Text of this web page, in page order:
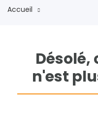
Accueil
n'est